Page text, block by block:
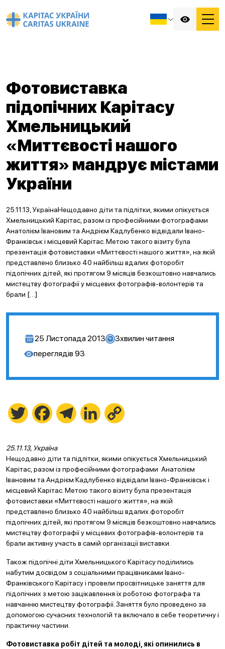
Фотовиставка
підопічних Карітасу
Хмельницький
«Миттєвості нашого
життя» мандрує містами
України
25.11.13, УкраїнаНещодавно діти та підлітки, якими опікується
Хмельницький Карітас, разом із професійними фотографами
Анатолієм Івановим та Андрієм Кадлубенко відвідали Івано-
Франківськ і місцевий Карітас. Метою такого візиту була
презентація фотовиставки «Миттєвості нашого життя», на якій
представлено близько 40 найбільш вдалих фоторобіт
підопічних дітей, які протягом 9 місяців безкоштовно навчались
мистецтву фотографії у місцевих фотографів-волонтерів та
брали […]
25 Листопада 2013 3хвилин читання
переглядів 93
Twitter FacebookTelegramLinkedIn
25.11.13, Україна
Нещодавно діти та підлітки, якими опікується Хмельницький
Карітас, разом із професійними фотографами Анатолієм
Івановим та Андрієм Кадлубенко відвідали Івано-Франківськ і
місцевий Карітас. Метою такого візиту була презентація
фотовиставки «Миттєвості нашого життя», на якій
представлено близько 40 найбільш вдалих фоторобіт
підопічних дітей, які протягом 9 місяців безкоштовно навчались
мистецтву фотографії у місцевих фотографів-волонтерів та
брали активну участь в самій організації виставки.
Також підопічні діти Хмельницького Карітасу поділились
набутим досвідом з соціальними працівниками Івано-
Франківського Карітасу і провели просвітницьке заняття для
підопічних з метою зацікавлення їх роботою фотографа та
навчанню мистецтву фотографії. Заняття було проведено за
допомогою сучасних технологій та включало в себе теоретичну і
практичну частини.
Фотовиставка робіт дітей та молоді, які опинились в